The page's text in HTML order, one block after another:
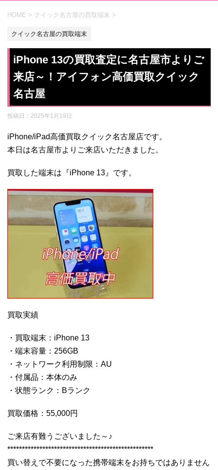
HOME > クイック名古屋の買取端末 >
クイック名古屋の買取端末
iPhone 13の買取査定に名古屋市よりご
来店～！アイフォン高価買取クイック
名古屋
投稿日： 2025年1月19日
iPhone/iPad高価買取クイック名古屋店です。
本日は名古屋市よりご来店いただきました。
買取した端末は『iPhone 13』です。
買取実績
・買取端末：iPhone 13
・端末容量：256GB
・ネットワーク利用制限：AU
・付属品：本体のみ
・状態ランク：Bランク
買取価格：55,000円
ご来店有難うございました～♪
**************************************************
買い替えで不要になった携帯端末をお持ちではありません